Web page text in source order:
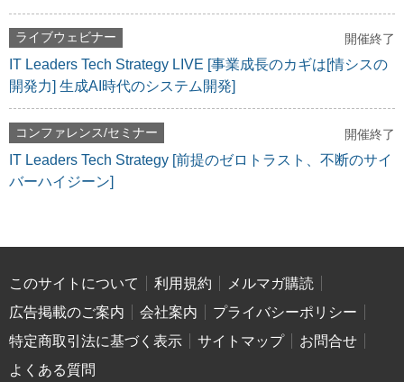
ライブウェビナー 開催終了
IT Leaders Tech Strategy LIVE [事業成長のカギは[情シスの
開発力] 生成AI時代のシステム開発]
コンファレンス/セミナー 開催終了
IT Leaders Tech Strategy [前提のゼロトラスト、不断のサイ
バーハイジーン]
このサイトについて 利用規約
メルマガ購読
広告掲載のご案内
会社案内
プライバシーポリシー
特定商取引法に基づく表示
サイトマップ
お問合せ
よくある質問